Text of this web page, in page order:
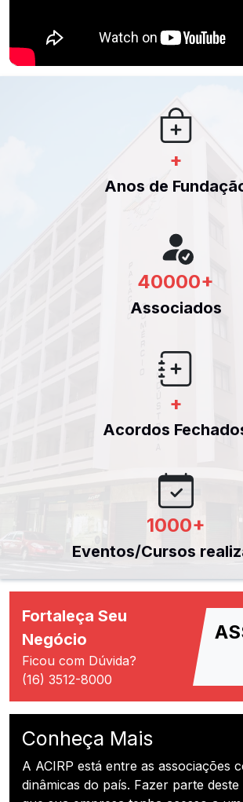
+
Anos de
40000+
Associados
+
Acordos
1000+
Eventos/Cursos
Fortaleça Seu
Negócio
Ficou com Dúvida?
(16) 3512-8000
Conheça Mais
A ACIRP está entre as associações
dinâmicas do país. Fazer parte